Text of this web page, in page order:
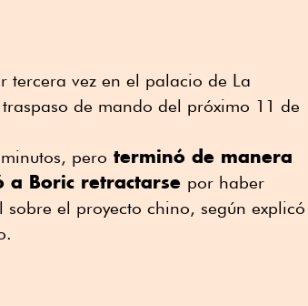
tercera vez en el palacio de La
de mando del próximo 11 de
pero terminó de manera
Boric retractarse por haber
el proyecto chino, según explicó